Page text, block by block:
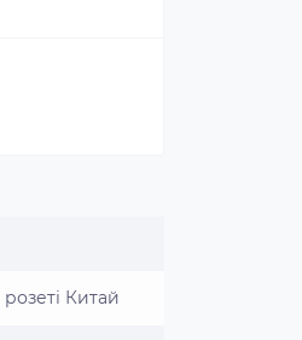
Китай